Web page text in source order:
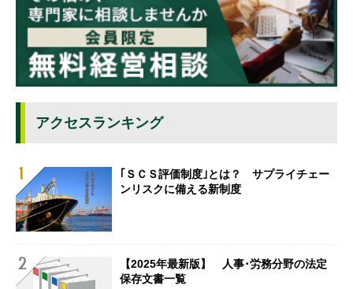
アクセスランキング
｢ＳＣＳ評価制度｣とは？ サプライチェー
ンリスクに備える新制度
【2025年最新版】 人事･労務分野の法定
保存文書一覧